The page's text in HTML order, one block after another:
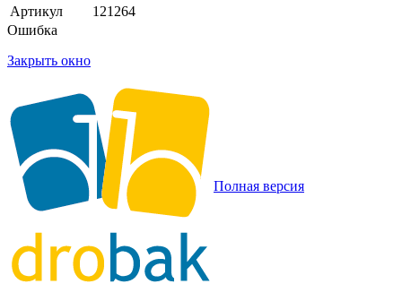
Артикул
121264
Ошибка
Закрыть окно
Полная версия